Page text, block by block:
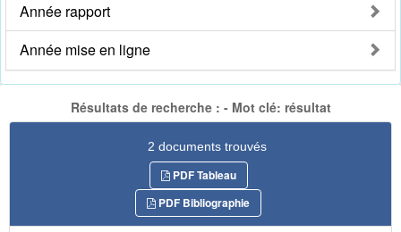
Année rapport
Année mise en ligne
Résultats de recherche : - Mot clé: résultat
2 documents trouvés
PDF Tableau
PDF Bibliographie